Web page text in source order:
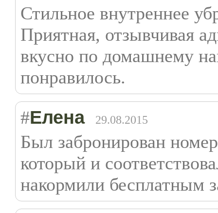
Стильное внутреннее
Приятная, отзывчивая
вкусно по домашнему
понравилось.
#Елена 29.08.2015
Был забронирован
который и
накормили бесплатным